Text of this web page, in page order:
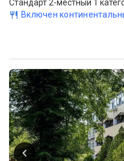
Стандарт 2-местный 1
Включен